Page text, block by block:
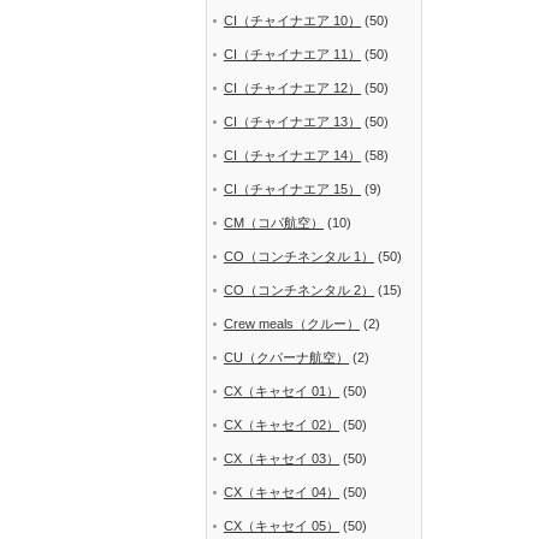
CI（チャイナエア 10） (50)
CI（チャイナエア 11） (50)
CI（チャイナエア 12） (50)
CI（チャイナエア 13） (50)
CI（チャイナエア 14） (58)
CI（チャイナエア 15） (9)
CM（コパ航空） (10)
CO（コンチネンタル 1） (50)
CO（コンチネンタル 2） (15)
Crew meals（クルー） (2)
CU（クバーナ航空） (2)
CX（キャセイ 01） (50)
CX（キャセイ 02） (50)
CX（キャセイ 03） (50)
CX（キャセイ 04） (50)
CX（キャセイ 05） (50)